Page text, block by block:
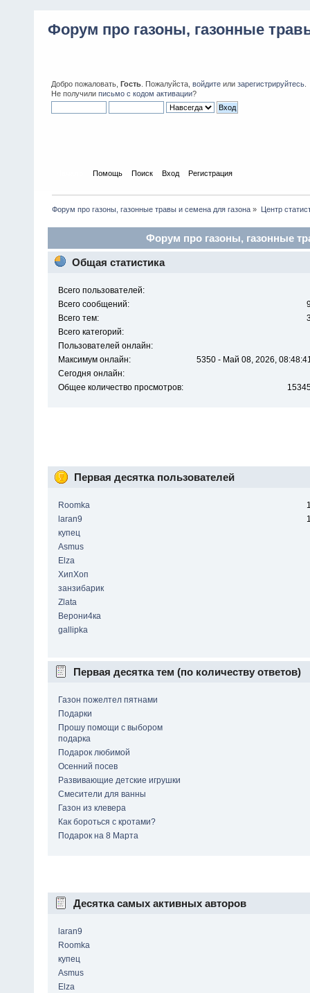
Форум про газоны, газонные
Добро пожаловать, Гость . Пожалуйста, войдите или зарегистрируйтесь
Не получили письмо с кодом активации?
Помощь Поиск Вход Регистрация
Форум про газоны, газонные травы и семена для газона » Центр
Форум про газоны, газонные
Общая статистика
Всего пользователей:
Всего сообщений:
Всего тем:
Всего категорий:
Пользователей онлайн:
Максимум онлайн:
5350 - Май 08, 2026,
Сегодня онлайн:
Общее количество просмотров:
Первая десятка пользователей
Roomka
laran9
купец
Asmus
Elza
ХипХоп
занзибарик
Zlata
Верони4ка
gallipka
Первая десятка тем (по количеству ответов)
Газон пожелтел пятнами
Подарки
Прошу помощи с выбором
подарка
Подарок любимой
Осенний посев
Развивающие детские игрушки
Смесители для ванны
Газон из клевера
Как бороться с кротами?
Подарок на 8 Марта
Десятка самых активных авторов
laran9
Roomka
купец
Asmus
Elza